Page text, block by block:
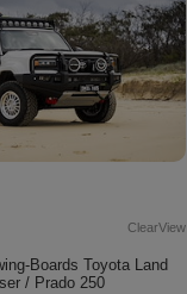
ClearView
Boards Toyota Land
/ Prado 250